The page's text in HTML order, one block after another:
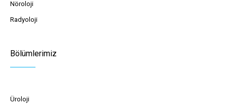
Nöroloji
Radyoloji
Bölümlerimiz
Üroloji